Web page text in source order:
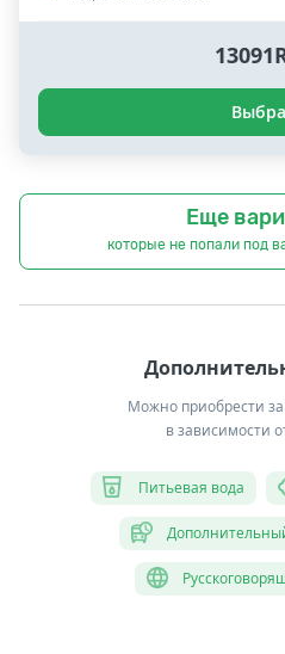
Еще
которые не попали под
Можно приобрести
в зависимости
Питьевая вода